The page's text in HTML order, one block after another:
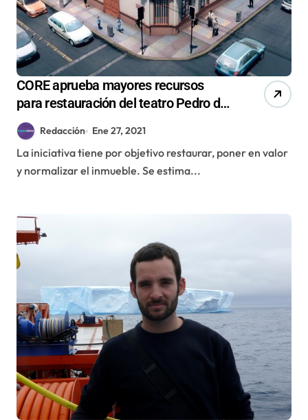
CORE aprueba mayores recursos
para restauración del teatro Pedro de
la Barra
Redacción Ene 27, 2021
La iniciativa tiene por objetivo restaurar, poner en valor
y normalizar el inmueble. Se estima...